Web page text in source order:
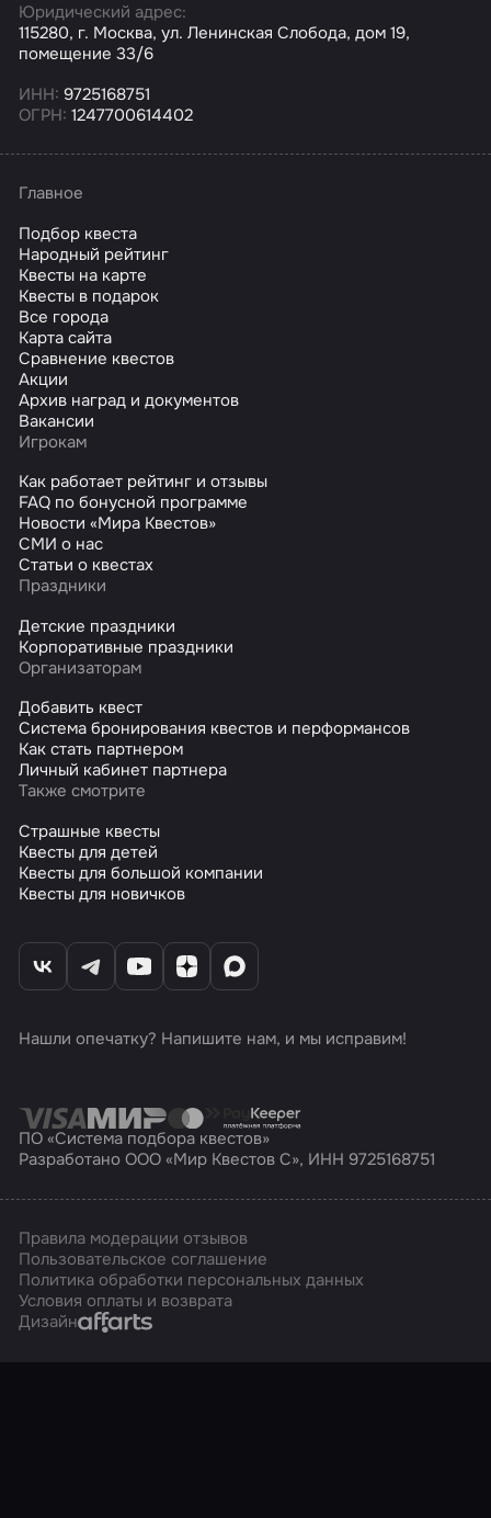
Юридический адрес:
115280, г. Москва, ул. Ленинская Слобода, дом 19,
помещение 33/6
ИНН: 9725168751
ОГРН: 1247700614402
Главное
Подбор квеста
Народный рейтинг
Квесты на карте
Квесты в подарок
Все города
Карта сайта
Сравнение квестов
Акции
Архив наград и документов
Вакансии
Игрокам
Как работает рейтинг и отзывы
FAQ по бонусной программе
Новости «Мира Квестов»
СМИ о нас
Статьи о квестах
Праздники
Детские праздники
Корпоративные праздники
Организаторам
Добавить квест
Система бронирования квестов и перформансов
Как стать партнером
Личный кабинет партнера
Также смотрите
Страшные квесты
Квесты для детей
Квесты для большой компании
Квесты для новичков
Нашли опечатку? Напишите нам, и мы исправим!
ПО «Система подбора квестов»
Разработано ООО «Мир Квестов С», ИНН 9725168751
Правила модерации отзывов
Пользовательское соглашение
Политика обработки персональных данных
Условия оплаты и возврата
ДизайнAffarts